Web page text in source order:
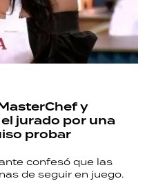
y
jurado por una
probar
confesó que las
de seguir en juego.